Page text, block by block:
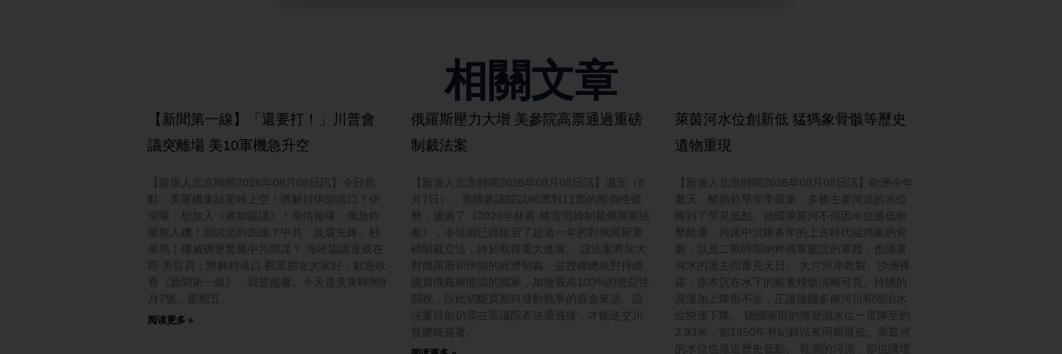
相關文章
【新聞第一線】「還要打！」川普會
議突離場 美10軍機急升空
【新唐人北京時間2026年08月08日訊】今日焦
點：美軍機集結霍峽上空！將解封伊朗港口？伊
突曝：想加入《麥加協議》！美情報曝：俄放炸
藥無人機！測試北約底線？中共「反腐先鋒」秒
落馬！挪威碉堡驚藏中共間諜？ 海峽協議達成在
即 美官員：將解封港口 觀眾朋友大家好，歡迎收
看《新聞第一線》，我是懿馨。今天是美東時間8
月7號，星期五。
阅读更多 »
俄羅斯壓力大增 美參院高票通過重磅
制裁法案
【新唐人北京時間2026年08月08日訊】週五（8
月7日），美國參議院以86票對11票的壓倒性優
勢，通過了《2026年林賽·格雷厄姆制裁俄羅斯法
案》，令這個已經延宕了超過一年的對俄羅斯重
磅制裁立法，終於取得重大進展。 該法案將加大
對俄羅斯和伊朗的經濟制裁，並授權總統對持續
購買俄羅斯能源的國家，加徵最高100%的懲罰性
關稅，以此切斷莫斯科發動戰爭的資金來源。該
法案目前仍需在眾議院表決通過後，才能送交川
普總統簽署。
萊茵河水位創新低 猛獁象骨骸等歷史
遺物重現
【新唐人北京時間2026年08月08日訊】歐洲今年
夏天，酷熱乾旱非常嚴重，多條主要河流的水位
降到了罕見低點。德國萊茵河不但因水位過低衝
擊航運，河床中沉睡多年的上古時代猛獁象的骨
骸，以及二戰時期納粹德軍鑿沉的軍艦，也隨著
河水的退去而重見天日。 大片河岸乾裂、沙洲裸
露，原本沉在水下的船隻殘骸清晰可見。持續的
高溫加上降雨不足，正讓德國多條河川和湖泊水
位快速下降。 德國南部的博登湖水位一度降至約
2.93米，創1850年有紀錄以來同期最低。萊茵河
的水位也逼近歷史低點。 乾涸的河流，卻也讓埋